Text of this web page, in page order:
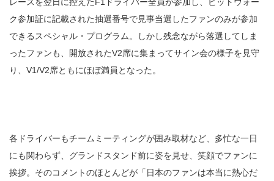
ク参加証に記載された抽選番号で見事当選したファンのみが参加
できるスペシャル・プログラム。しかし残念ながら落選してしま
ったファンも、開放されたV2席に集まってサイン会の様子を見守
り、V1/V2席ともにほぼ満員となった。
各ドライバーもチームミーティングが囲み取材など、多忙な一日
にも関わらず、グランドスタンド前に姿を見せ、笑顔でファンに
挨拶。そのコメントのほとんどが「日本のファンは本当に熱心だ